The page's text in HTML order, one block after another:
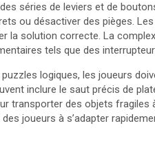
séries de leviers et de
ou désactiver des pièges.
la solution correcte. La
tels que des
puzzles logiques, les joueurs
inclure le saut précis de
transporter des objets fragiles
joueurs à s’adapter